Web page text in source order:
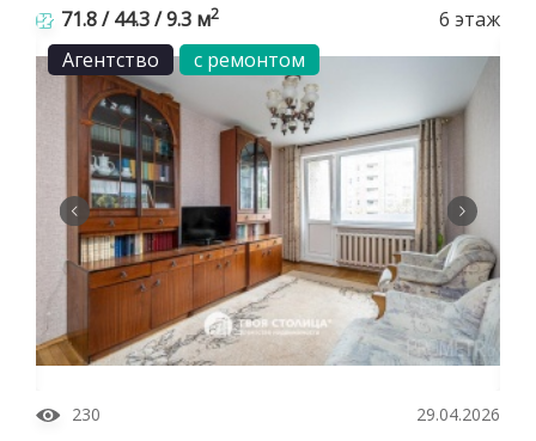
71.8 / 44.3 / 9.3 м2
6 этаж
Агентство
с ремонтом
230 29.04.2026